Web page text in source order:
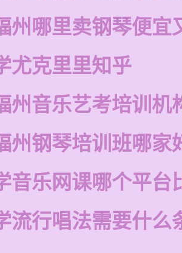
州哪里卖钢琴便宜
尤克里里知乎
州音乐艺考培训机
州钢琴培训班哪家
音乐网课哪个平台
流行唱法需要什么